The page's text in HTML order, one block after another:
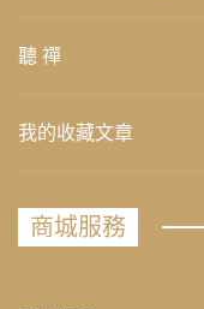
聽 禪
我的收藏文章
商城服務